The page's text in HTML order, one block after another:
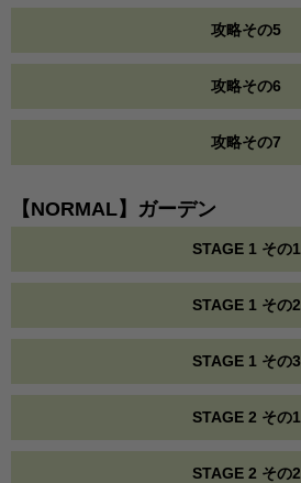
攻略その5
攻略その6
攻略その7
【NORMAL】ガーデン
STAGE 1 その1
STAGE 1 その2
STAGE 1 その3
STAGE 2 その1
STAGE 2 その2